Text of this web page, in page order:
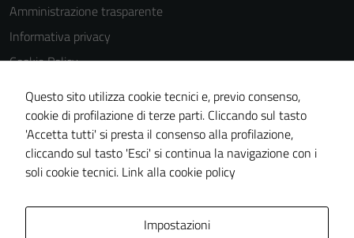
Amministrazione trasparente
Informativa privacy
Cookie Policy
Dichiarazione di accessibilità
Obiettivi di accessiblità
Piano di miglioramento del sito
Questo sito utilizza cookie tecnici e, previo consenso,
cookie di profilazione di terze parti. Cliccando sul tasto
'Accetta tutti' si presta il consenso alla profilazione,
cliccando sul tasto 'Esci' si continua la navigazione con i
soli cookie tecnici. Link alla cookie policy
Impostazioni